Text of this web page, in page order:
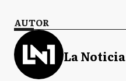
AUTOR
La Noticia